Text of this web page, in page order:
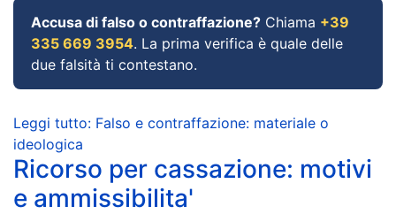
Accusa di falso o contraffazione? Chiama +39
335 669 3954. La prima verifica è quale delle
due falsità ti contestano.
Leggi tutto: Falso e contraffazione: materiale o
ideologica
Ricorso per cassazione: motivi
e ammissibilita'